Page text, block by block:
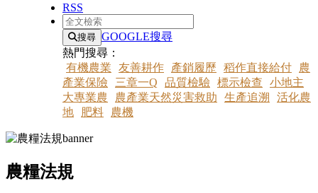
RSS
全文檢索
搜尋 GOOGLE搜尋
熱門搜尋：
有機農業
友善耕作 產銷履歷 稻作直接給付
農
產業保險
三章一Q 品質檢驗 標示檢查
小地主
大專業農
農產業天然災害救助 生產追溯
活化農
地
肥料 農機
農糧法規